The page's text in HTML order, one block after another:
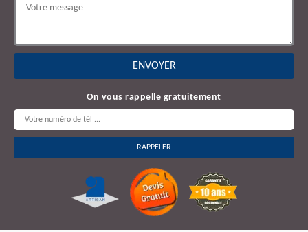
On vous rappelle gratuitement